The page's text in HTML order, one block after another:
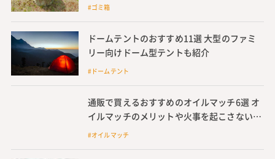
#ゴミ箱
ドームテントのおすすめ11選 大型のファミ
リー向けドーム型テントも紹介
#ドームテント
通販で買えるおすすめのオイルマッチ6選 オ
イルマッチのメリットや火事を起こさないた
めの使い方も紹介
#オイルマッチ